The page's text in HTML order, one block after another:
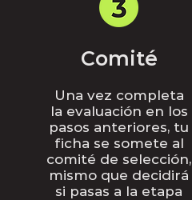
Comité
Una vez completa
la evaluación en los
pasos anteriores, tu
ficha se somete al
comité de selección,
mismo que decidirá
si pasas a la etapa